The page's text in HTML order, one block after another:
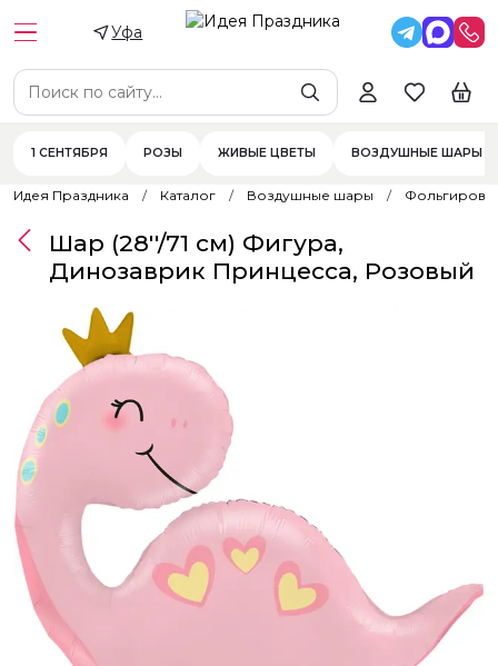
Уфа
1 СЕНТЯБРЯ РОЗЫ ЖИВЫЕ ЦВЕТЫ ВОЗДУШНЫЕ ШАРЫ
Идея Праздника Каталог Воздушные шары
Шар (28''/71 см) Фигура,
Динозаврик Принцесса, Розовый